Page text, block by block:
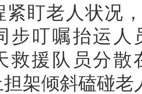
紧盯老人状况
步叮嘱抬运人
救援队员分散
架倾斜磕碰老